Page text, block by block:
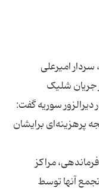
امیرعلی
جریان شلیک
سوریه گفت:
پرهزینه‌ای برایشان
مراکز
آنها توسط